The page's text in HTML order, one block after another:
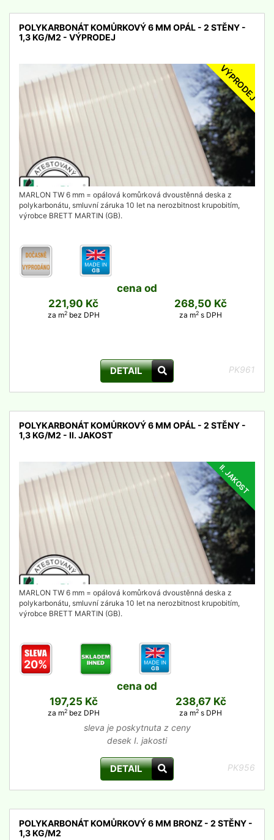
POLYKARBONÁT KOMŮRKOVÝ 6 MM OPÁL - 2 STĚNY -
1,3 KG/M2 - VÝPRODEJ
VÝPRODEJ
MARLON TW 6 mm = opálová komůrková dvoustěnná deska z
polykarbonátu, smluvní záruka 10 let na nerozbitnost krupobitím,
výrobce BRETT MARTIN (GB).
cena od
221,90 Kč
za m2bez DPH
268,50 Kč
za m2 s DPH
DETAIL PK961
POLYKARBONÁT KOMŮRKOVÝ 6 MM OPÁL - 2 STĚNY -
1,3 KG/M2 - II. JAKOST
II. JAKOST
MARLON TW 6 mm = opálová komůrková dvoustěnná deska z
polykarbonátu, smluvní záruka 10 let na nerozbitnost krupobitím,
výrobce BRETT MARTIN (GB).
20%
cena od
197,25 Kč
za m2bez DPH
238,67 Kč
za m2 s DPH
sleva je poskytnuta z ceny
desek I. jakosti
DETAIL PK956
POLYKARBONÁT KOMŮRKOVÝ 6 MM BRONZ - 2 STĚNY -
1,3 KG/M2